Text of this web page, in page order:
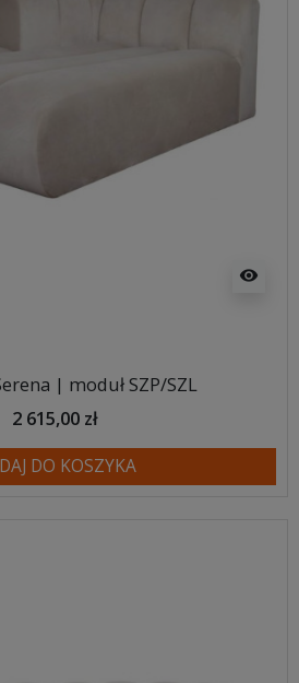
visibility
| moduł SZP/SZL
2 615,00 zł
DO KOSZYKA